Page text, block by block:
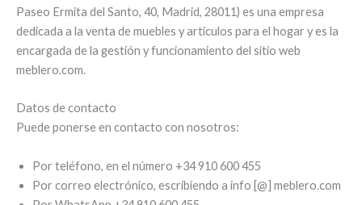
Paseo Ermita del Santo, 40, Madrid, 28011) es una empresa
dedicada a la venta de muebles y articulos para el hogar y es la
encargada de la gestión y funcionamiento del sitio web
meblero.com.
Datos de contacto
Puede ponerse en contacto con nosotros:
Por teléfono, en el número +34 910 600 455
Por correo electrónico, escribiendo a info [@] meblero.com